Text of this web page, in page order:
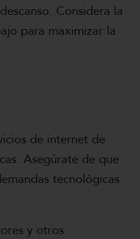
Considera la
para maximizar la
de internet de
Asegúrate de que
tecnológicas
y otros